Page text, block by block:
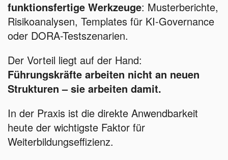
funktionsfertige Werkzeuge: Musterberichte,
Risikoanalysen, Templates für KI-Governance
oder DORA-Testszenarien.
Der Vorteil liegt auf der Hand:
Führungskräfte arbeiten nicht an neuen
Strukturen – sie arbeiten damit.
In der Praxis ist die direkte Anwendbarkeit
heute der wichtigste Faktor für
Weiterbildungseffizienz.